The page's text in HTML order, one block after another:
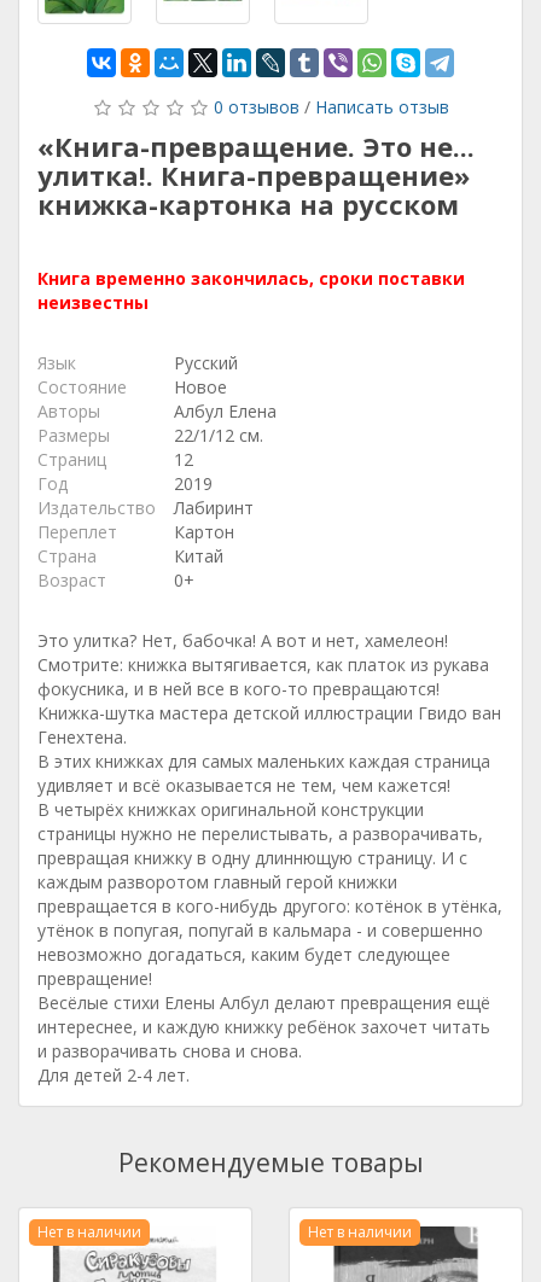
0 отзывов / Написать отзыв
«Книга-превращение. Это не...
улитка!. Книга-превращение»
книжка-картонка на русском
Книга временно закончилась, сроки поставки
неизвестны
Язык
Русский
Состояние
Новое
Авторы
Албул Елена
Размеры
22/1/12 см.
Страниц
12
Год
2019
Издательство
Лабиринт
Переплет
Картон
Страна
Китай
Возраст
0+
Это улитка? Нет, бабочка! А вот и нет, хамелеон!
Смотрите: книжка вытягивается, как платок из рукава
фокусника, и в ней все в кого-то превращаются!
Книжка-шутка мастера детской иллюстрации Гвидо ван
Генехтена.
В этих книжках для самых маленьких каждая страница
удивляет и всё оказывается не тем, чем кажется!
В четырёх книжках оригинальной конструкции
страницы нужно не перелистывать, а разворачивать,
превращая книжку в одну длиннющую страницу. И с
каждым разворотом главный герой книжки
превращается в кого-нибудь другого: котёнок в утёнка,
утёнок в попугая, попугай в кальмара - и совершенно
невозможно догадаться, каким будет следующее
превращение!
Весёлые стихи Елены Албул делают превращения ещё
интереснее, и каждую книжку ребёнок захочет читать
и разворачивать снова и снова.
Для детей 2-4 лет.
Рекомендуемые товары
Нет в наличии Нет в наличии